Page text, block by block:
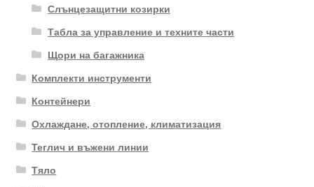
Слънцезащитни козирки
Табла за управление и техните части
Щори на багажника
Комплекти инструменти
Контейнери
Охлаждане, отопление, климатизация
Теглич и въжени линии
Тяло